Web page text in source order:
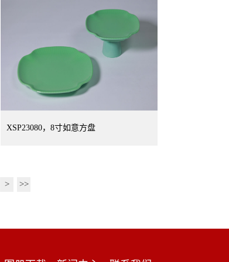
XSP23080，8寸如意方盘
> >>